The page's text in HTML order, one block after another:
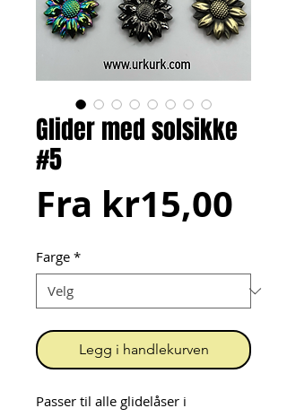
Glider med solsikke
#5
Fra kr15,00
Farge *
Legg i handlekurven
Passer til alle glidelåser i